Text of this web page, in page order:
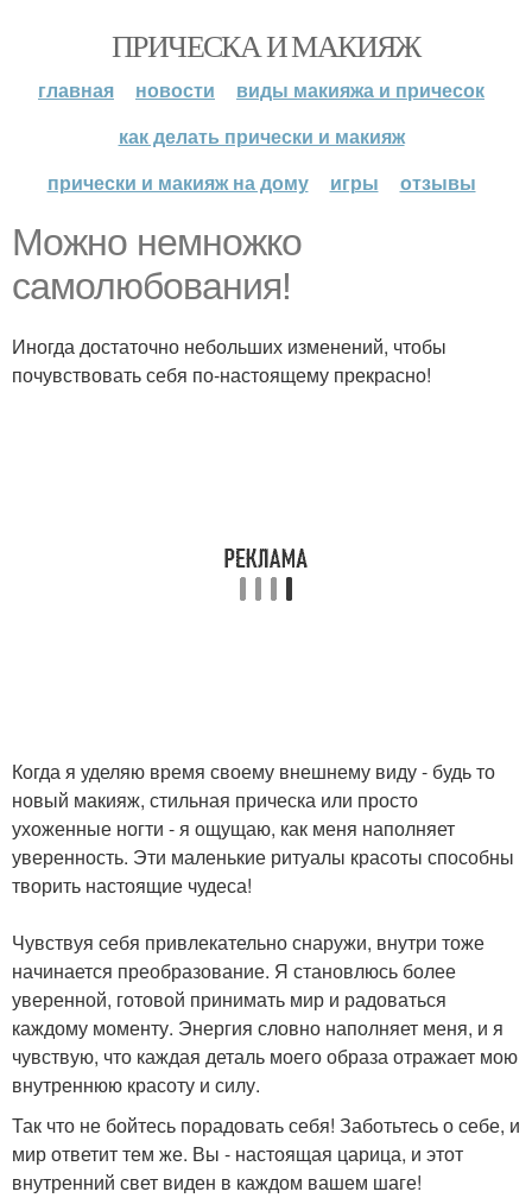
ПРИЧЕСКА И МАКИЯЖ
главная новости
виды макияжа и причесок
как делать прически и макияж
прически и макияж на дому
игры отзывы
Можно немножко
самолюбования!
Иногда достаточно небольших изменений, чтобы
почувствовать себя по-настоящему прекрасно!
Когда я уделяю время своему внешнему виду - будь то
новый макияж, стильная прическа или просто
ухоженные ногти - я ощущаю, как меня наполняет
уверенность. Эти маленькие ритуалы красоты способны
творить настоящие чудеса!
Чувствуя себя привлекательно снаружи, внутри тоже
начинается преобразование. Я становлюсь более
уверенной, готовой принимать мир и радоваться
каждому моменту. Энергия словно наполняет меня, и я
чувствую, что каждая деталь моего образа отражает мою
внутреннюю красоту и силу.
Так что не бойтесь порадовать себя! Заботьтесь о себе, и
мир ответит тем же. Вы - настоящая царица, и этот
внутренний свет виден в каждом вашем шаге!